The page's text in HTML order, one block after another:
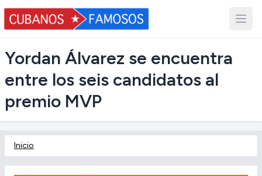
Yordan Álvarez se encuentra
entre los seis candidatos al
premio MVP
Inicio